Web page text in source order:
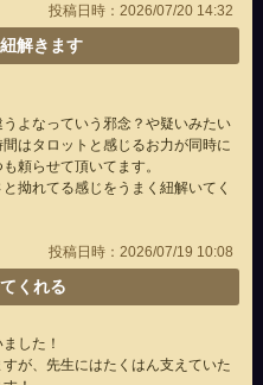
投稿日時：2026/07/20 14:32
解きます
よなっていう邪念？や疑いみたい
はタロットと感じるお力が同時に
頼らせて頂いてます。
拗れてる感じをうまく紐解いてく
投稿日時：2026/07/19 10:08
くれる
した！
が、先生にはたくはん支えていた